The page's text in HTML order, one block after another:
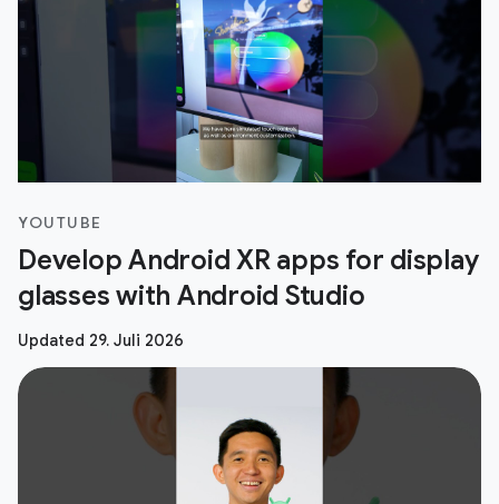
YOUTUBE
Develop Android XR apps for display
glasses with Android Studio
Updated 29. Juli 2026